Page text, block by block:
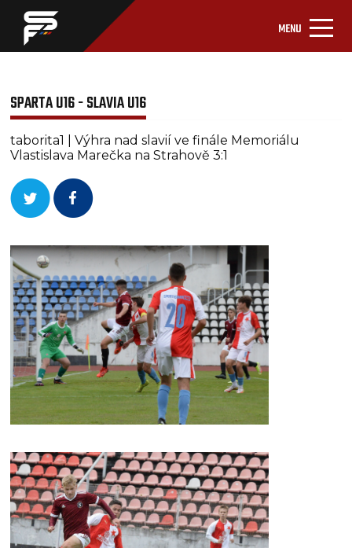
MENU
SPARTA U16 - SLAVIA U16
taborita1 | Výhra nad slavií ve finále Memoriálu
Vlastislava Marečka na Strahově 3:1